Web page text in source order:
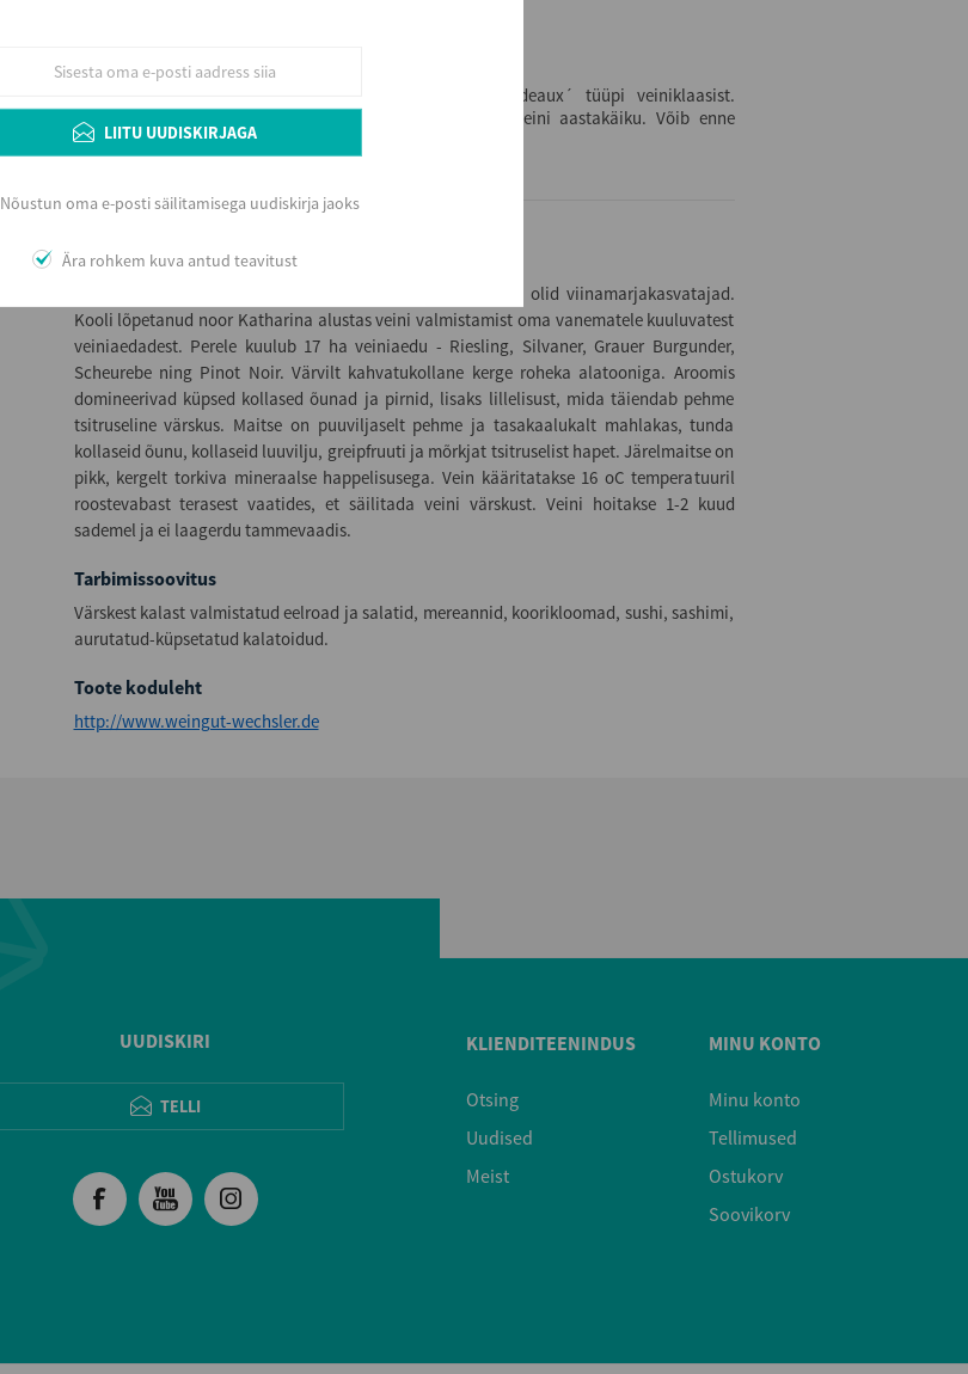
Serveerimine
Jahutatult, 8 - 10 ºC, väiksemast sihvaka kujuga bordeaux´ tüüpi veiniklaasist.
Arengupotentsiaal veinikeldris 2 - 5 aastat, arvestades veini aastakäiku. Võib enne
serveerimist aereerida
Lisainfo
Väike ja noor veinimaja Rheinhessenis, Katarina vanemad olid viinamarjakasvatajad.
Kooli lõpetanud noor Katharina alustas veini valmistamist oma vanematele kuuluvatest
veiniaedadest. Perele kuulub 17 ha veiniaedu - Riesling, Silvaner, Grauer Burgunder,
Scheurebe ning Pinot Noir. Värvilt kahvatukollane kerge roheka alatooniga. Aroomis
domineerivad küpsed kollased õunad ja pirnid, lisaks lillelisust, mida täiendab pehme
tsitruseline värskus. Maitse on puuviljaselt pehme ja tasakaalukalt mahlakas, tunda
kollaseid õunu, kollaseid luuvilju, greipfruuti ja mõrkjat tsitruselist hapet. Järelmaitse on
pikk, kergelt torkiva mineraalse happelisusega. Vein kääritatakse 16 oC temperatuuril
roostevabast terasest vaatides, et säilitada veini värskust. Veini hoitakse 1-2 kuud
sademel ja ei laagerdu tammevaadis.
Tarbimissoovitus
Värskest kalast valmistatud eelroad ja salatid, mereannid, koorikloomad, sushi, sashimi,
aurutatud-küpsetatud kalatoidud.
Toote koduleht
http://www.weingut-wechsler.de
UUDISKIRI
TELLI
KLIENDITEENINDUS
Otsing
Uudised
Meist
MINU KONTO
Minu konto
Tellimused
Ostukorv
Soovikorv
LIITU UUDISKIRJAGA
Nõustun oma e-posti säilitamisega uudiskirja jaoks
Ära rohkem kuva antud teavitust